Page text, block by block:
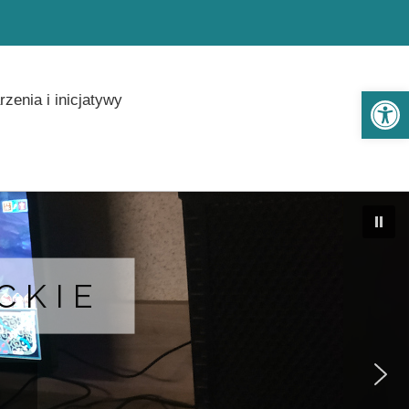
i inicjatywy